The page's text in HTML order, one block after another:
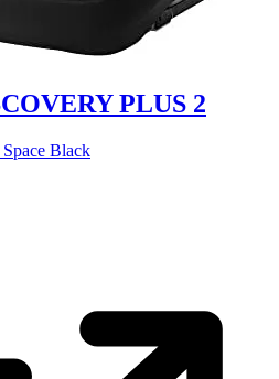
PLUS 2
Black